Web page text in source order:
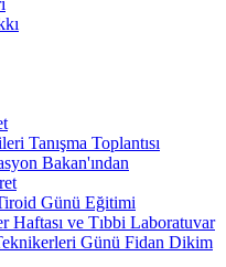
Tanışma Toplantısı
Bakan'ından
Günü Eğitimi
Haftası ve Tıbbi Laboratuvar
Günü Fidan Dikim